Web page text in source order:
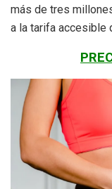
más de tres
a la tarifa accesible